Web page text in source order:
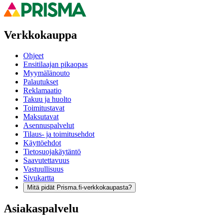
Verkkokauppa
Ohjeet
Ensitilaajan pikaopas
Myymälänouto
Palautukset
Reklamaatio
Takuu ja huolto
Toimitustavat
Maksutavat
Asennuspalvelut
Tilaus- ja toimitusehdot
Käyttöehdot
Tietosuojakäytäntö
Saavutettavuus
Vastuullisuus
Sivukartta
Mitä pidät Prisma.fi-verkkokaupasta?
Asiakaspalvelu